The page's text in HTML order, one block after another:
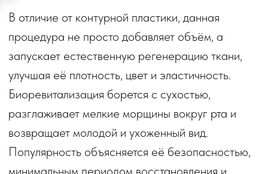
Биоревитализация показана при целом ряде
эстетических и медицинских проблем.
Основные причины для визита к косметологу:
Показания
Популярность объясняется её безопасностью,
минимальным периодом восстановления и
видимым эффектом уже на следующий день
после сеанса. Это идеальное решение для тех,
кто хочет преобразить лицо без хирургического
вмешательства.